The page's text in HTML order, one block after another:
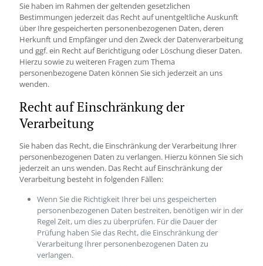
Sie haben im Rahmen der geltenden gesetzlichen
Bestimmungen jederzeit das Recht auf unentgeltliche Auskunft
über Ihre gespeicherten personenbezogenen Daten, deren
Herkunft und Empfänger und den Zweck der Datenverarbeitung
und ggf. ein Recht auf Berichtigung oder Löschung dieser Daten.
Hierzu sowie zu weiteren Fragen zum Thema
personenbezogene Daten können Sie sich jederzeit an uns
wenden.
Recht auf Einschränkung der
Verarbeitung
Sie haben das Recht, die Einschränkung der Verarbeitung Ihrer
personenbezogenen Daten zu verlangen. Hierzu können Sie sich
jederzeit an uns wenden. Das Recht auf Einschränkung der
Verarbeitung besteht in folgenden Fällen:
Wenn Sie die Richtigkeit Ihrer bei uns gespeicherten
personenbezogenen Daten bestreiten, benötigen wir in der
Regel Zeit, um dies zu überprüfen. Für die Dauer der
Prüfung haben Sie das Recht, die Einschränkung der
Verarbeitung Ihrer personenbezogenen Daten zu
verlangen.